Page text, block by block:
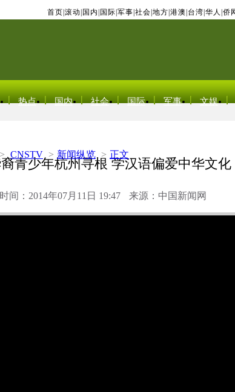
首页 滚动 国内 国际 军事 社会 地方 港澳 台湾 华人 侨
热点 国内 社会 国际 军事 文娱
> CNSTV > 新闻纵览 > 正文
青少年杭州寻根 学汉语偏爱中华文化
间：2014年07月11日 19:47 来源：中国新闻网